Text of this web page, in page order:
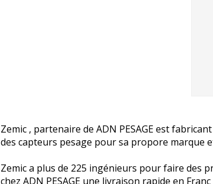
Zemic , partenaire de ADN PESAGE est
des capteurs pesage pour sa propore marque
Zemic a plus de 225 ingénieurs pour faire des
chez ADN PESAGE une livraison rapide en